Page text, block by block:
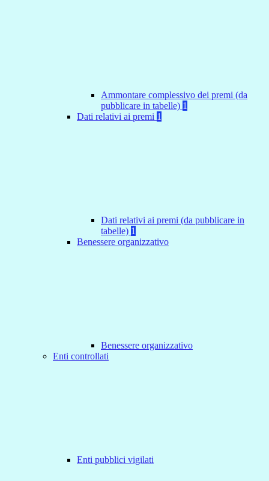
Ammontare complessivo dei premi (da
pubblicare in tabelle) 1
Dati relativi ai premi 1
Dati relativi ai premi (da pubblicare in
tabelle) 1
Benessere organizzativo
Benessere organizzativo
Enti controllati
Enti pubblici vigilati